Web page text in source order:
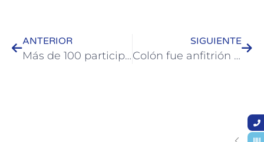
ANTERIOR
Más de 100 participantes hubo en la bicicleteada recreativa de Colón
SIGUIENTE
Colón fue anfitrión de un encuentro Internacional sobre dispositivos de protección a las mujeres